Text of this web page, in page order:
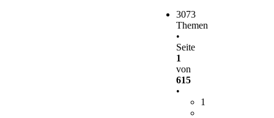
3073
Themen
•
Seite
1
von
615
•
1